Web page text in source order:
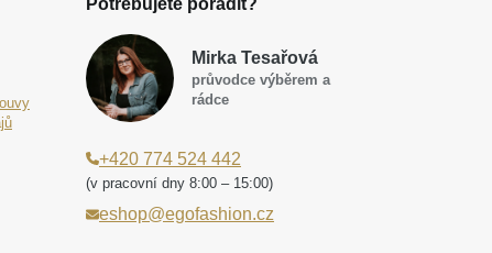
Mirka Tesařová
průvodce výběrem a
rádce
+420 774 524 442
(v pracovní dny 8:00 – 15:00)
eshop@egofashion.cz